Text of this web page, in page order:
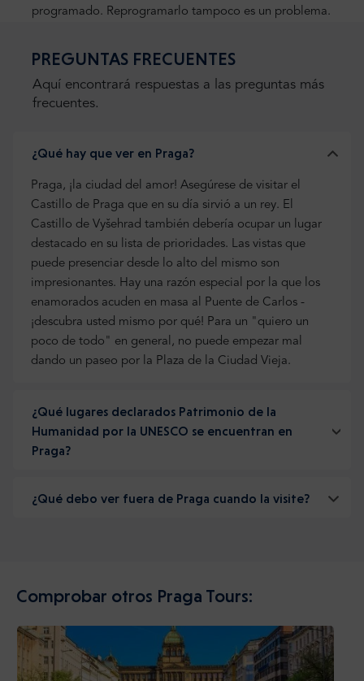
programado. Reprogramarlo tampoco es un problema.
PREGUNTAS FRECUENTES
Aquí encontrará respuestas a las preguntas más
frecuentes.
¿Qué hay que ver en Praga?
Praga, ¡la ciudad del amor! Asegúrese de visitar el
Castillo de Praga que en su día sirvió a un rey. El
Castillo de Vyšehrad también debería ocupar un lugar
destacado en su lista de prioridades. Las vistas que
puede presenciar desde lo alto del mismo son
impresionantes. Hay una razón especial por la que los
enamorados acuden en masa al Puente de Carlos -
¡descubra usted mismo por qué! Para un "quiero un
poco de todo" en general, no puede empezar mal
dando un paseo por la Plaza de la Ciudad Vieja.
¿Qué lugares declarados Patrimonio de la
Humanidad por la UNESCO se encuentran en
Praga?
¿Qué debo ver fuera de Praga cuando la visite?
Comprobar otros Praga Tours: